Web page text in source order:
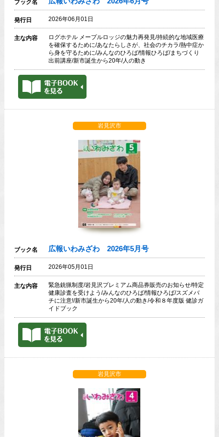
ブック名
発行日 2026年06月01日
主な内容
ログホテル メープルロッジの魅力再発見/持続的な地域医療
を確保するために/あなたらしさが、社会のチカラ/熱中症か
ら身を守るために/みんなのひろば/情報ひろば/まちづくり
出前講座/新市誕生から20年/人の動き
岩見沢市
ブック名 広報いわみざわ 2026年5月号
発行日 2026年05月01日
主な内容
緊急銃猟制度/岩見沢プレミアム商品券販売のお知らせ/特定
健康診査を受けよう/みんなのひろば/情報ひろば/スズメバ
チに注意!/新市誕生から20年/人の動き/令和８年度版 健診ガ
イドブック
岩見沢市